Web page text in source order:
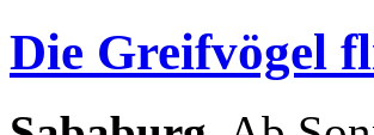
Die Greifvögel